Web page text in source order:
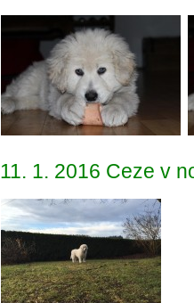
11. 1. 2016 Ceze v